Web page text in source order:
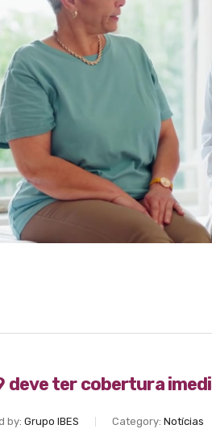
deve ter cobertura
by: Grupo IBES Category: Notícias